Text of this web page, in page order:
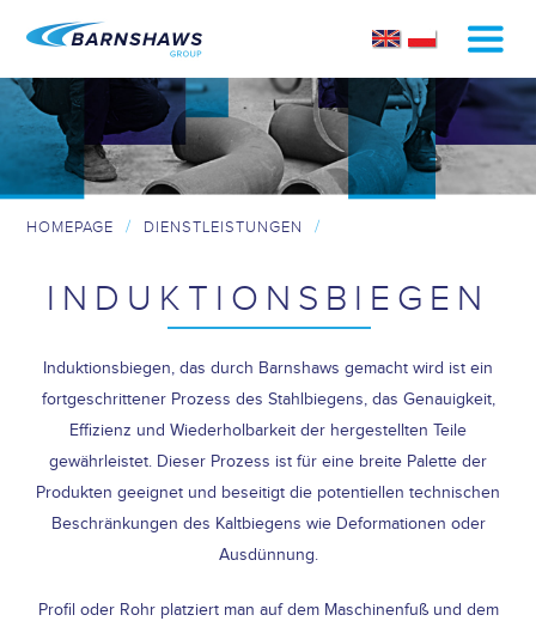
HOMEPAGE / DIENSTLEISTUNGEN /
INDUKTIONSBIEGEN
Induktionsbiegen, das durch Barnshaws gemacht wird ist ein
fortgeschrittener Prozess des Stahlbiegens, das Genauigkeit,
Effizienz und Wiederholbarkeit der hergestellten Teile
gewährleistet. Dieser Prozess ist für eine breite Palette der
Produkten geeignet und beseitigt die potentiellen technischen
Beschränkungen des Kaltbiegens wie Deformationen oder
Ausdünnung.
Profil oder Rohr platziert man auf dem Maschinenfuß und dem